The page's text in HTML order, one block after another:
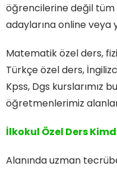
öğrencilerine değil tüm
adaylarına online veya
Matematik özel ders,
Türkçe özel ders,
Kpss, Dgs kurslarımız
öğretmenlerimiz
İlkokul Özel Ders
Alanında uzman